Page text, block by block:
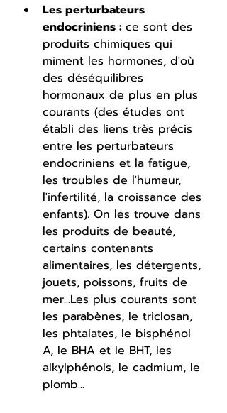
Les perturbateurs
endocriniens : ce sont des
produits chimiques qui
miment les hormones, d'où
des déséquilibres
hormonaux de plus en plus
courants (des études ont
établi des liens très précis
entre les perturbateurs
endocriniens et la fatigue,
les troubles de l'humeur,
l'infertilité, la croissance des
enfants). On les trouve dans
les produits de beauté,
certains contenants
alimentaires, les détergents,
jouets, poissons, fruits de
mer...Les plus courants sont
les parabènes, le triclosan,
les phtalates, le bisphénol
A, le BHA et le BHT, les
alkylphénols, le cadmium, le
plomb...